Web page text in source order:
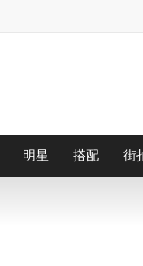
明星 搭配 街